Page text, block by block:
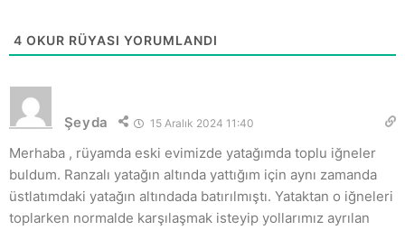
4 OKUR RÜYASI YORUMLANDI
Şeyda 15 Aralık 2024 11:40
Merhaba , rüyamda eski evimizde yatağımda toplu iğneler
buldum. Ranzalı yatağın altında yattığım için aynı zamanda
üstlatımdaki yatağın altındada batırılmıştı. Yataktan o iğneleri
toplarken normalde karşılaşmak isteyip yollarımız ayrılan